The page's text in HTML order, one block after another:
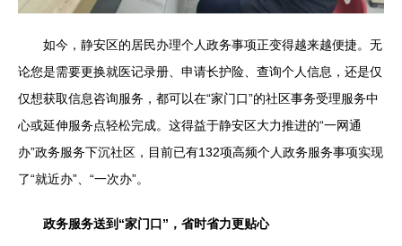
如今，静安区的居民办理个人政务事项正变得越来越便捷。无
论您是需要更换就医记录册、申请长护险、查询个人信息，还是仅
仅想获取信息咨询服务，都可以在“家门口”的社区事务受理服务中
心或延伸服务点轻松完成。这得益于静安区大力推进的“一网通
办”政务服务下沉社区，目前已有132项高频个人政务服务事项实现
了“就近办”、“一次办”。
政务服务送到“家门口”，省时省力更贴心